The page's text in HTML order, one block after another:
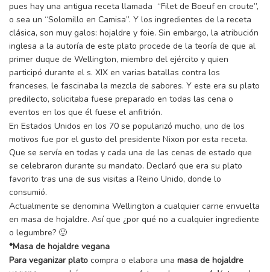
pues hay una antigua receta llamada “Filet de Boeuf en croute”,
o sea un “Solomillo en Camisa”. Y los ingredientes de la receta
clásica, son muy galos: hojaldre y foie. Sin embargo, la atribución
inglesa a la autoría de este plato procede de la teoría de que al
primer duque de Wellington, miembro del ejército y quien
participó durante el s. XIX en varias batallas contra los
franceses, le fascinaba la mezcla de sabores. Y este era su plato
predilecto, solicitaba fuese preparado en todas las cena o
eventos en los que él fuese el anfitrión.
En Estados Unidos en los 70 se popularizó mucho, uno de los
motivos fue por el gusto del presidente Nixon por esta receta.
Que se servía en todas y cada una de las cenas de estado que
se celebraron durante su mandato. Declaró que era su plato
favorito tras una de sus visitas a Reino Unido, donde lo
consumió.
Actualmente se denomina Wellington a cualquier carne envuelta
en masa de hojaldre. Así que ¿por qué no a cualquier ingrediente
o legumbre? 🙂
*Masa de hojaldre vegana
Para veganizar plato compra o elabora una masa de hojaldre